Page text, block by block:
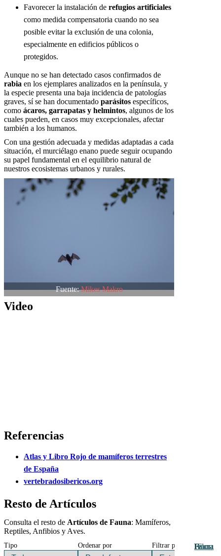
Favorecer la instalación de refugios artificiales
como medida compensatoria cuando no sea
posible evitar la exclusión de una colonia,
especialmente en edificios públicos o
protegidos.
Aunque no se han detectado casos confirmados de
rabia en los ejemplares analizados en la península, y
la especie presenta una baja incidencia de patologías
graves, sí se han documentado parásitos específicos,
como ácaros, garrapatas y helmintos, algunos de los
cuales pueden, en casos muy excepcionales, afectar
también a los humanos.
Con una gestión adecuada y medidas adaptadas a cada
situación, el murciélago enano puede seguir ocupando
su papel fundamental en el equilibrio natural de
nuestros ecosistemas urbanos y rurales.
Fuente:Mikes Makro
Video
Referencias
Atlas y Libro Rojo de mamíferos terrestres
de España
vertebradosibericos.org
Resto de Artículos
Consulta el resto de Artículos de Fauna: Mamíferos,
Reptiles, Anfibios y Aves.
Tipo Ordenar por Filtrar por Fauna
Fauna
Fauna
Fauna
Fauna
Fauna
Fauna
Fauna
Fauna
Fauna
Fauna
Flora
Fauna